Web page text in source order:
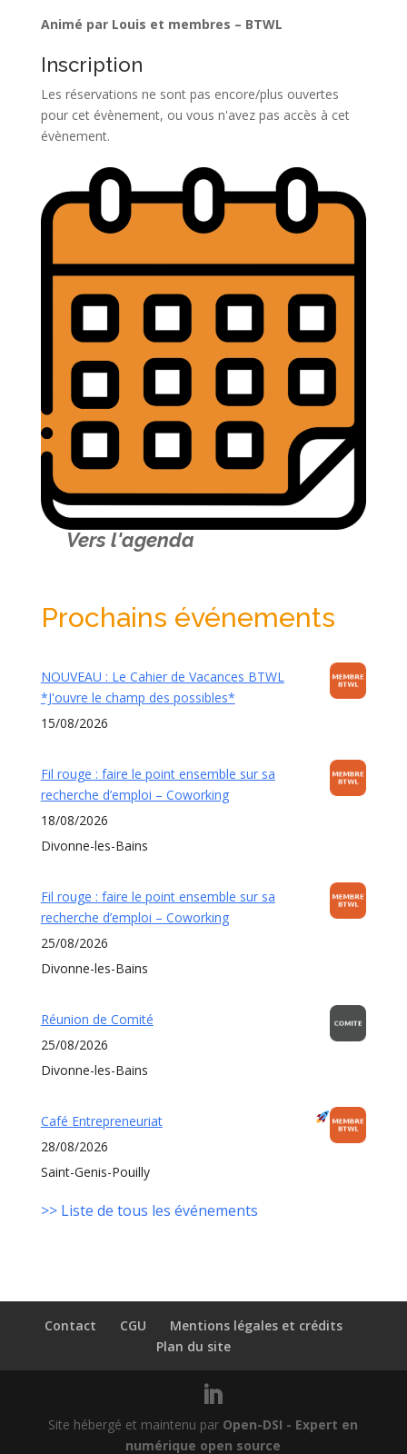
Animé par Louis et membres – BTWL
Inscription
Les réservations ne sont pas encore/plus ouvertes
pour cet évènement, ou vous n'avez pas accès à cet
évènement.
Vers l'agenda
Prochains événements
NOUVEAU : Le Cahier de Vacances BTWL
*J'ouvre le champ des possibles*
15/08/2026
Fil rouge : faire le point ensemble sur sa
recherche d’emploi – Coworking
18/08/2026
Divonne-les-Bains
Fil rouge : faire le point ensemble sur sa
recherche d’emploi – Coworking
25/08/2026
Divonne-les-Bains
Réunion de Comité
25/08/2026
Divonne-les-Bains
Café Entrepreneuriat
28/08/2026
Saint-Genis-Pouilly
>> Liste de tous les événements
Contact CGU
Mentions légales et crédits
Plan du site
Site hébergé et maintenu par Open-DSI - Expert en
numérique open source